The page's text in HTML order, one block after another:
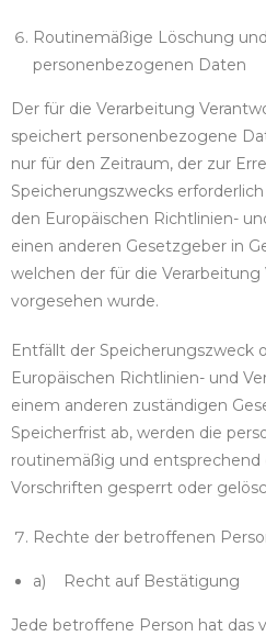
Routinemäßige Löschung
personenbezogenen Daten
Der für die Verarbeitung
speichert personenbezogene
nur für den Zeitraum, der zur
Speicherungszwecks
den Europäischen Richtlinien-
einen anderen Gesetzgeber in
welchen der für die
vorgesehen wurde.
Entfällt der Speicherungszweck
Europäischen Richtlinien- und
einem anderen zuständigen
Speicherfrist ab, werden die
routinemäßig und entsprechend
Vorschriften gesperrt oder
Rechte der betroffenen
a) Recht auf Bestätigung
Jede betroffene Person hat das